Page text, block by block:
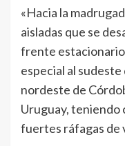
«Hacia la
aisladas que se
frente
especial al
nordeste de
Uruguay, teniendo
fuertes ráfagas de